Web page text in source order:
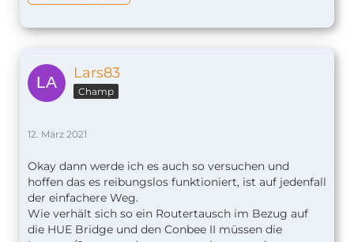
Lars83
Champ
12. März 2021
Okay dann werde ich es auch so versuchen und
hoffen das es reibungslos funktioniert, ist auf jedenfall
der einfachere Weg.
Wie verhält sich so ein Routertausch im Bezug auf
die HUE Bridge und den Conbee II müssen die